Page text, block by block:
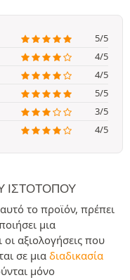
5/5
4/5
4/5
5/5
3/5
4/5
ΙΣΤΟΤΌΠΟΥ
το προϊόν, πρέπει
μια
αξιολογήσεις που
σε μια διαδικασία
μόνο